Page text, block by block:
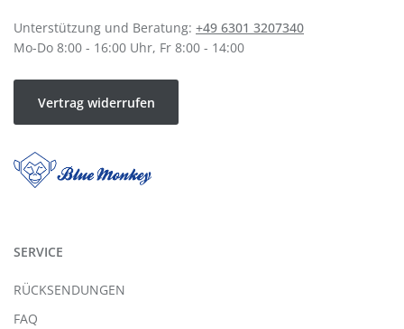
Unterstützung und Beratung: +49 6301 3207340
Mo-Do 8:00 - 16:00 Uhr, Fr 8:00 - 14:00
Vertrag widerrufen
SERVICE
RÜCKSENDUNGEN
FAQ